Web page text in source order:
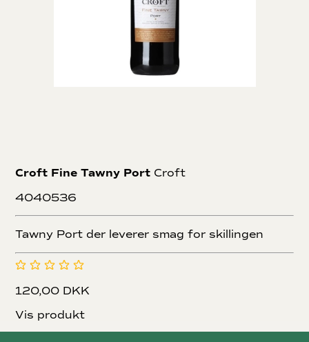
Croft Fine Tawny Port Croft
4040536
Tawny Port der leverer smag for skillingen
120,00 DKK
Vis produkt